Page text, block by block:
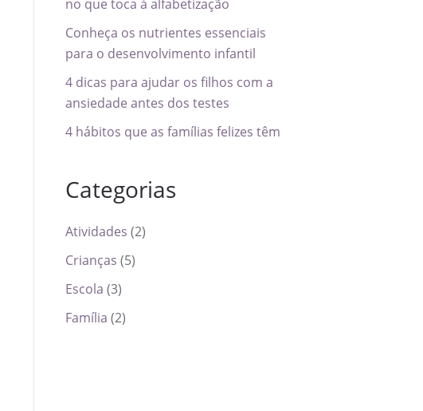
no que toca à alfabetização
Conheça os nutrientes essenciais
para o desenvolvimento infantil
4 dicas para ajudar os filhos com a
ansiedade antes dos testes
4 hábitos que as famílias felizes têm
Categorias
Atividades (2)
Crianças (5)
Escola (3)
Família (2)